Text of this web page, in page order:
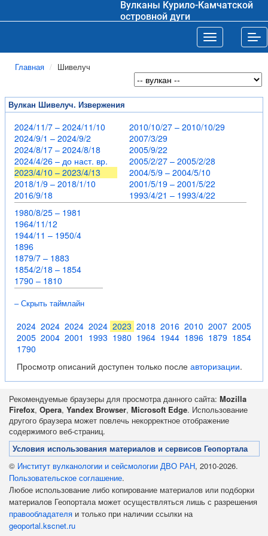
Вулканы Курило-Камчатской
островной дуги
Toggle
Главная Шивелуч
Вулкан Шивелуч. Извержения
2024/11/7 – 2024/11/10
2024/9/1 – 2024/9/2
2024/8/17 – 2024/8/18
2024/4/26 – до наст. вр.
2023/4/10 – 2023/4/13
2018/1/9 – 2018/1/10
2016/9/18
2010/10/27 – 2010/10/29
2007/3/29
2005/9/22
2005/2/27 – 2005/2/28
2004/5/9 – 2004/5/10
2001/5/19 – 2001/5/22
1993/4/21 – 1993/4/22
1980/8/25 – 1981
1964/11/12
1944/11 – 1950/4
1896
1879/7 – 1883
1854/2/18 – 1854
1790 – 1810
– Скрыть таймлайн
2024 2024 2024 2024 2023 2018 2016 2010 2007 2005
2005 2004 2001 1993 1980 1964 1944 1896 1879 1854
1790
Просмотр описаний доступен только после авторизации.
Рекомендуемые браузеры для просмотра данного сайта: Mozilla
Firefox, Opera, Yandex Browser, Microsoft Edge. Использование
другого браузера может повлечь некорректное отображение
содержимого веб-страниц.
Условия использования материалов и сервисов Геопортала
© Институт вулканологии и сейсмологии ДВО РАН, 2010-2026.
Пользовательское соглашение.
Любое использование либо копирование материалов или подборки
материалов Геопортала может осуществляться лишь с разрешения
правообладателя и только при наличии ссылки на
geoportal.kscnet.ru